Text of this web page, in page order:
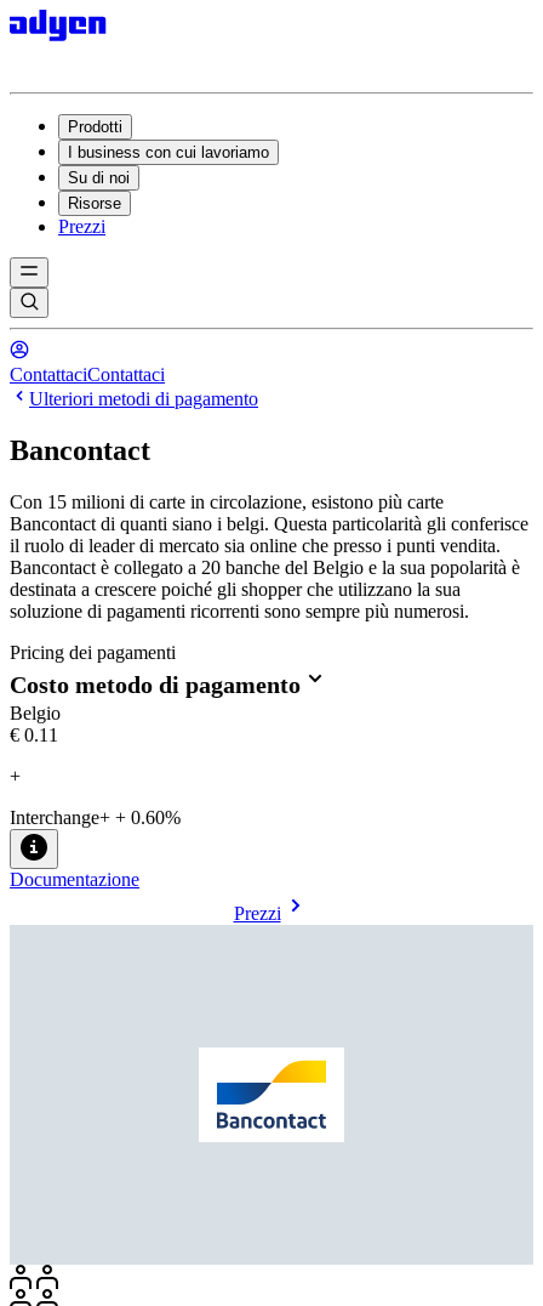
Prodotti
I business con cui lavoriamo
Su di noi
Risorse
Prezzi
ContattaciContattaci
Ulteriori metodi di pagamento
Bancontact
Con 15 milioni di carte in circolazione, esistono più carte
Bancontact di quanti siano i belgi. Questa particolarità gli conferisce
il ruolo di leader di mercato sia online che presso i punti vendita.
Bancontact è collegato a 20 banche del Belgio e la sua popolarità è
destinata a crescere poiché gli shopper che utilizzano la sua
soluzione di pagamenti ricorrenti sono sempre più numerosi.
Pricing dei pagamenti
Costo metodo di pagamento
Belgio
€0.11
+
Interchange+ + 0.60%
Documentazione
Prezzi